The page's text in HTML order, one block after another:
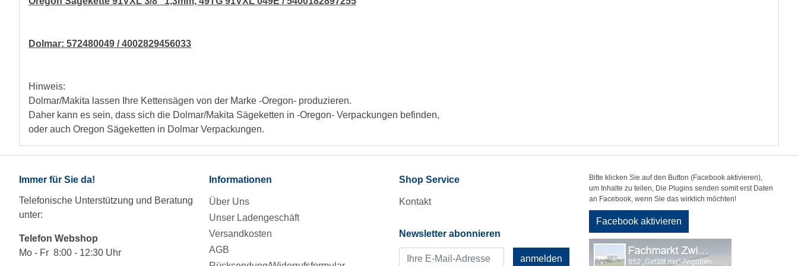
Dolmar: 572480049 / 4002829456033
Hinweis:
Dolmar/Makita lassen Ihre Kettensägen von der Marke -Oregon- produzieren.
Daher kann es sein, dass sich die Dolmar/Makita Sägeketten in -Oregon- Verpackungen befinden,
oder auch Oregon Sägeketten in Dolmar Verpackungen.
Immer für Sie da!
Telefonische Unterstützung und Beratung
unter:
Telefon Webshop
Mo - Fr 8:00 - 12:30 Uhr
Informationen
Über Uns
Unser Ladengeschäft
Versandkosten
AGB
Shop Service
Kontakt
Newsletter abonnieren
anmelden
Bitte klicken Sie auf den Button (Facebook aktivieren),
um Inhalte zu teilen, Die Plugins senden somit erst Daten
an Facebook, wenn Sie das wirklich möchten!
Facebook aktivieren